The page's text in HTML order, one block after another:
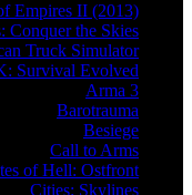
Empires II (2013)
Conquer the Skies
Truck Simulator
Survival Evolved
Arma 3
Barotrauma
Besiege
Call to Arms
of Hell: Ostfront
Cities: Skylines